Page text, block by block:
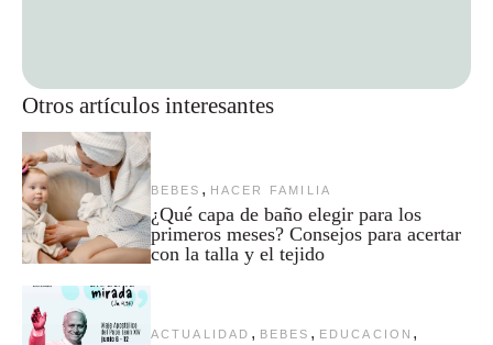
Otros artículos interesantes
BEBES , HACER FAMILIA
¿Qué capa de baño elegir para los
primeros meses? Consejos para acertar
con la talla y el tejido
ACTUALIDAD , BEBES , EDUCACION ,